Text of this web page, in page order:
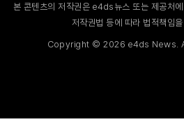
본 콘텐츠의 저작권은 e4ds뉴스 또는 제공처
저작권법 등에 따라 법적책임
Copyright ©2026 e4ds News.